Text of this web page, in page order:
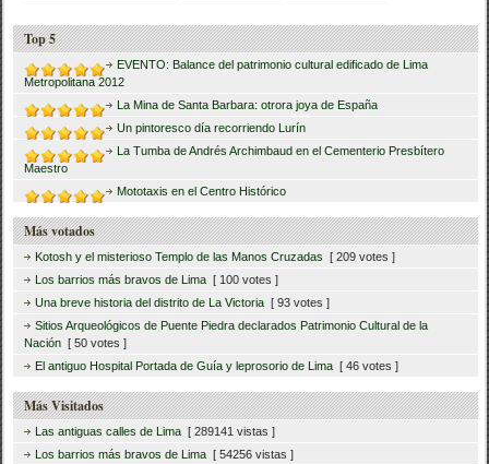
Top 5
EVENTO: Balance del patrimonio cultural edificado de Lima
Metropolitana 2012
La Mina de Santa Barbara: otrora joya de España
Un pintoresco día recorriendo Lurín
La Tumba de Andrés Archimbaud en el Cementerio Presbítero
Maestro
Mototaxis en el Centro Histórico
Más votados
Kotosh y el misterioso Templo de las Manos Cruzadas [ 209 votes ]
Los barrios más bravos de Lima [ 100 votes ]
Una breve historia del distrito de La Victoria [ 93 votes ]
Sitios Arqueológicos de Puente Piedra declarados Patrimonio Cultural de la
Nación [ 50 votes ]
El antiguo Hospital Portada de Guía y leprosorio de Lima [ 46 votes ]
Más Visitados
Las antiguas calles de Lima [ 289141 vistas ]
Los barrios más bravos de Lima [ 54256 vistas ]